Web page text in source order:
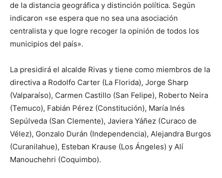
de la distancia geográfica y distinción política. Según
indicaron «se espera que no sea una asociación
centralista y que logre recoger la opinión de todos los
municipios del país».
La presidirá el alcalde Rivas y tiene como miembros de la
directiva a Rodolfo Carter (La Florida), Jorge Sharp
(Valparaíso), Carmen Castillo (San Felipe), Roberto Neira
(Temuco), Fabián Pérez (Constitución), María Inés
Sepúlveda (San Clemente), Javiera Yáñez (Curaco de
Vélez), Gonzalo Durán (Independencia), Alejandra Burgos
(Curanilahue), Esteban Krause (Los Ángeles) y Alí
Manouchehri (Coquimbo).